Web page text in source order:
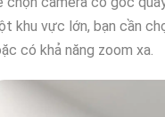
khu vực lớn, bạn cần
có khả năng zoom xa.